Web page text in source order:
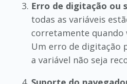
Erro de digitação ou
todas as variáveis
corretamente quando
Um erro de digitação
a variável não seja